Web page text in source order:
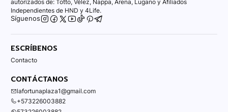
autorizados de: Totto, Vélez, Nappa, Arena, Lugano y Afiliados
Independientes de HND y 4Life.
Síguenos
ESCRÍBENOS
Contacto
CONTÁCTANOS
lafortunaplaza1@gmail.com
+573226003882